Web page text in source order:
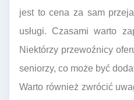
jest to cena za sam
usługi. Czasami warto
Niektórzy przewoźnicy
seniorzy, co może być
Warto również zwrócić